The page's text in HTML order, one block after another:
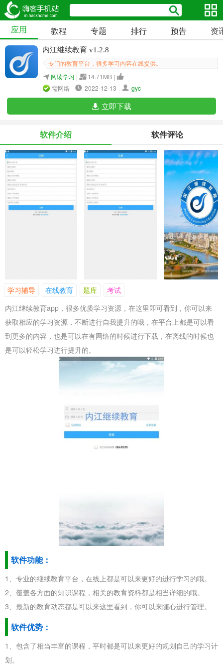
应用 教程 专题 排行 预告 资
内江继续教育 v1.2.8
专门的教育平台，很多学习内容在线提供。
阅读学习 |
14.71MB |
需网络
2022-12-13 gyc
立即下载
软件介绍 软件评论
学习辅导 在线教育 题库
考试
内江继续教育app，很多优质学习资源，在这里即可看到，你可以来
获取相应的学习资源，不断进行自我提升的哦，在平台上都是可以看
到更多的内容，也是可以在有网络的时候进行下载，在离线的时候也
是可以轻松学习进行提升的。
软件功能：
1、专业的继续教育平台，在线上都是可以来更好的进行学习的哦。
2、覆盖各方面的知识课程，相关的教育资料都是相当详细的哦。
3、最新的教育动态都是可以来这里看到，你可以来随心进行管理。
软件优势：
1、包含了相当丰富的课程，平时都是可以来更好的规划自己的学习计
划。